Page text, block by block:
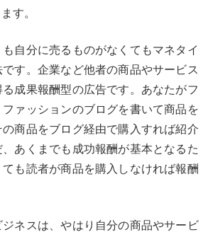
す。
も自分に売るものがなくてもマネタイ
す。企業など他者の商品やサービス
成果報酬型の広告です。あなたがフ
ァッションのブログを書いて商品を
商品をブログ経由で購入すれば紹介
あくまでも成功報酬が基本となるた
も読者が商品を購入しなければ報酬
ネスは、やはり自分の商品やサービ